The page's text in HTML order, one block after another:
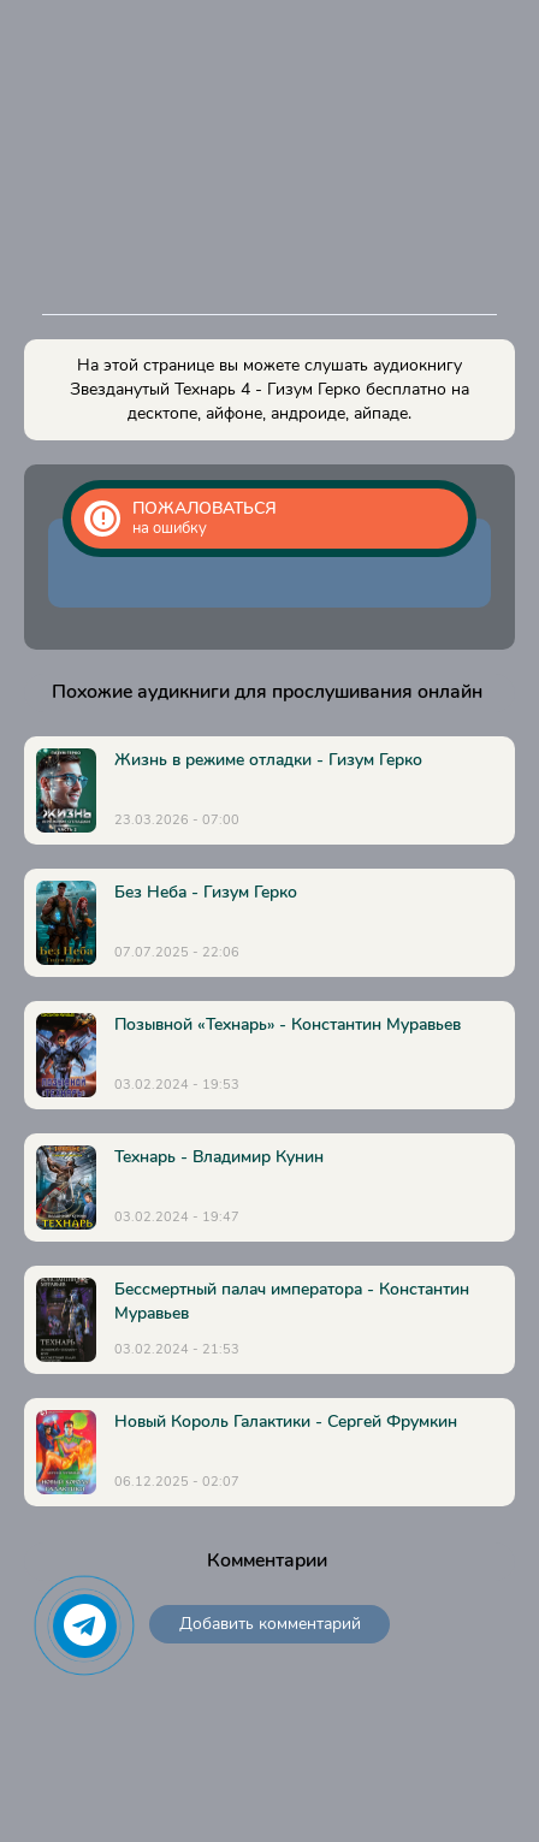
На этой странице вы можете слушать аудиокнигу
Звезданутый Технарь 4 - Гизум Герко бесплатно на
десктопе, айфоне, андроиде, айпаде.
ПОЖАЛОВАТЬСЯ
на ошибку
Похожие аудикниги для прослушивания онлайн
Жизнь в режиме отладки - Гизум Герко
23.03.2026 - 07:00
Без Неба - Гизум Герко
07.07.2025 - 22:06
Позывной «Технарь» - Константин Муравьев
03.02.2024 - 19:53
Технарь - Владимир Кунин
03.02.2024 - 19:47
Бессмертный палач императора - Константин
Муравьев
03.02.2024 - 21:53
Новый Король Галактики - Сергей Фрумкин
06.12.2025 - 02:07
Комментарии
Добавить комментарий